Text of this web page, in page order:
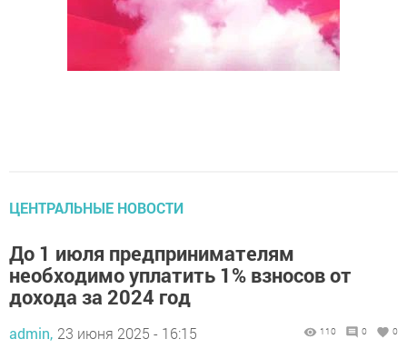
ЦЕНТРАЛЬНЫЕ НОВОСТИ
До 1 июля предпринимателям
необходимо уплатить 1% взносов от
дохода за 2024 год
admin, 23 июня 2025 - 16:15 110 0 0